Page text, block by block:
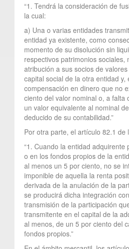
“1. Tendrá la consideración de
la cual:
a) Una o varias entidades
entidad ya existente, como
momento de su disolución sin
respectivos patrimonios sociales,
atribución a sus socios de
capital social de la otra entidad y,
compensación en dinero que no
ciento del valor nominal o, a falta
un valor equivalente al nominal
deducido de su contabilidad.”
Por otra parte, el artículo 82.1 de
“1. Cuando la entidad adquirente
o en los fondos propios de la
al menos un 5 por ciento, no se
imponible de aquella la renta
derivada de la anulación de la
se producirá dicha integración
transmisión de la participación
transmitente en el capital de la
al menos, de un 5 por ciento del
fondos propios.”